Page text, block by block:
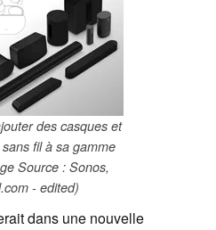
des casques et
fil à sa gamme
Source : Sonos,
- edited)
dans une nouvelle